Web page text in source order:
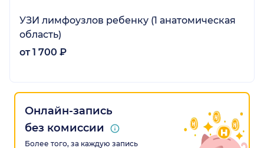
УЗИ лимфоузлов ребенку (1 анатомическая
область)
от 1 700 ₽
Онлайн-запись
без комиссии
Более того, за каждую запись